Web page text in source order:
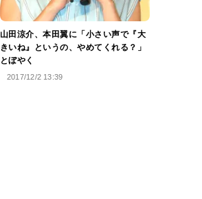
山田涼介、本田翼に「小さい声で『大
きいね』というの、やめてくれる？」
とぼやく
2017/12/2 13:39